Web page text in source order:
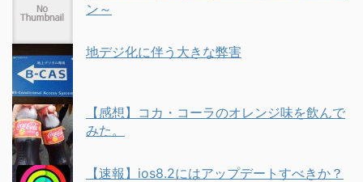
ン～
地デジ化に伴う大きな弊害
【感想】コカ・コーラのオレンジ味を飲んで
みた。
【速報】ios8.2にはアップデートすべきか？